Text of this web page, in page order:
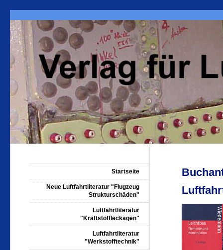
Startseite
Neue Luftfahrtliteratur "Flugzeug
Strukturschäden"
Luftfahrtliteratur
"Kraftstoffleckagen"
Luftfahrtliteratur
"Werkstofftechnik"